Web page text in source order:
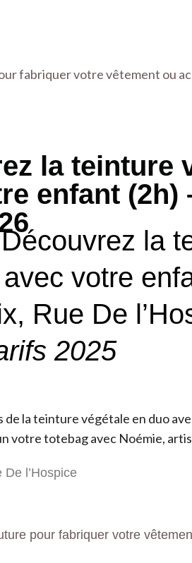
fabriquer votre vêtement ou
la teinture
enfant (2h)
la
votre
Rue De
2025
de la teinture végétale en duo
votre totebag avec Noémie,
l’Hospice
pour fabriquer votre